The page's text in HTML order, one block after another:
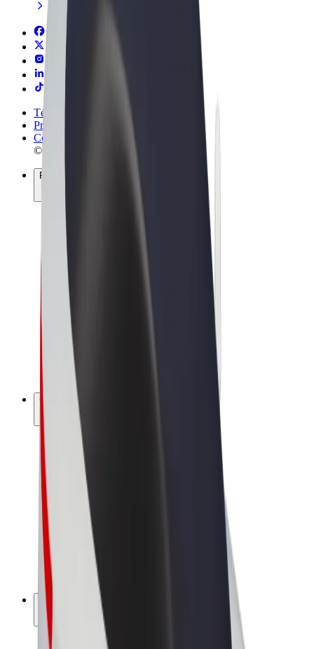
Términos y Condiciones
Privacidad
Cookies
© 2026 Bolt Technology OÜ
Productos
Viajes
Patinetes
Bolt Market
Bolt Food
Bolt Drive
Bolt para empresas
Bicis
Bolt Plus
Colabora con Bolt
Conductores
Ingresos de conductor/a
Repartidores
Ingresos de repartidor
Comercios de Bolt Food
Franquicias
Empresa
Trabaja con nosotros